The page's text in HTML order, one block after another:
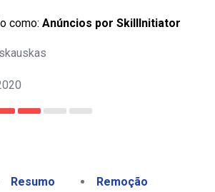
como: Anúncios por SkillInitiator
Resumo
Remoção